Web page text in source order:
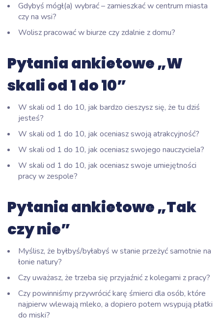
Gdybyś mógł(a) wybrać – zamieszkać w centrum miasta
czy na wsi?
Wolisz pracować w biurze czy zdalnie z domu?
Pytania ankietowe „W
skali od 1 do 10”
W skali od 1 do 10, jak bardzo cieszysz się, że tu dziś
jesteś?
W skali od 1 do 10, jak oceniasz swoją atrakcyjność?
W skali od 1 do 10, jak oceniasz swojego nauczyciela?
W skali od 1 do 10, jak oceniasz swoje umiejętności
pracy w zespole?
Pytania ankietowe „Tak
czy nie”
Myślisz, że byłbyś/byłabyś w stanie przeżyć samotnie na
łonie natury?
Czy uważasz, że trzeba się przyjaźnić z kolegami z pracy?
Czy powinniśmy przywrócić karę śmierci dla osób, które
najpierw wlewają mleko, a dopiero potem wsypują płatki
do miski?